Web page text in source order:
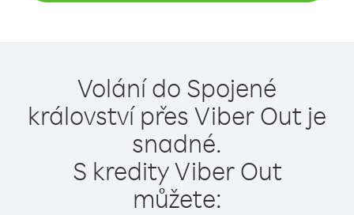
Volání do Spojené
království přes Viber Out je
snadné.
S kredity Viber Out
můžete: